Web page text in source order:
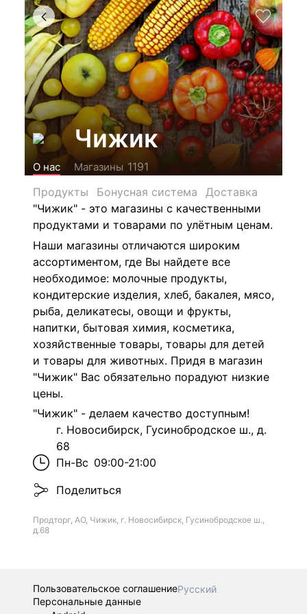
Чижик
О нас Магазины 1191
Продукты
Бонусная система
Доставка
"Чижик" - это магазины с качественными
продуктами и товарами по улётным ценам.
Наши магазины отличаются широким
ассортиментом, где Вы найдете все
необходимое: молочные продукты,
кондитерские изделия, хлеб, бакалея, мясо,
рыба, деликатесы, овощи и фрукты,
напитки, бытовая химия, косметика,
хозяйственные товары, товары для детей
и товары для животных. Придя в магазин
"Чижик" Вас обязательно порадуют низкие
цены.
"Чижик" - делаем качество доступным!
г. Новосибирск, Гусинобродское ш., д.
68
Пн-Вс 09:00-21:00
Поделиться
Продторг, АО, Чижик, г. Новосибирск, Гусинобродское ш.,
д.68
Пользовательское соглашениеРусский
Персональные данные